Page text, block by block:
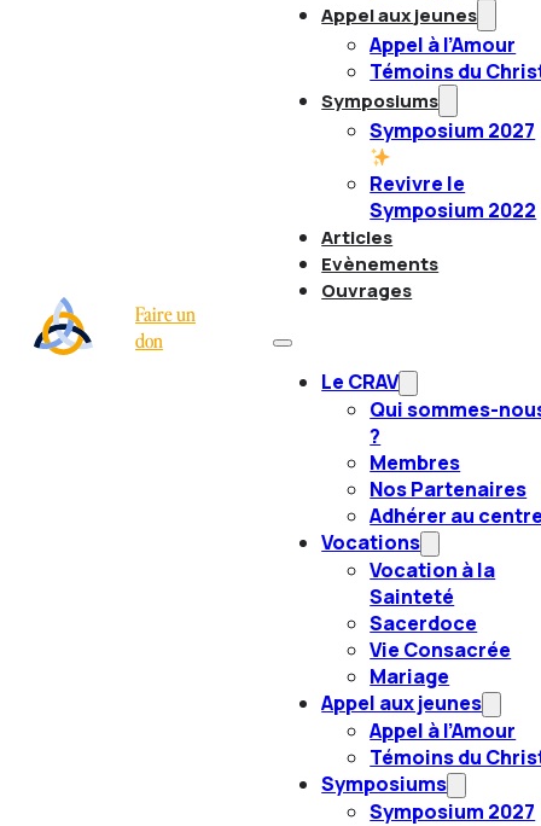
Faire un
don
Appel aux jeunes
Appel à l’Amour
Témoins du
Symposiums
Symposium 2027
Revivre le
Symposium 2022
Articles
Evènements
Ouvrages
Le CRAV
Qui sommes-
?
Membres
Nos Partenaires
Adhérer au
Vocations
Vocation à la
Sainteté
Sacerdoce
Vie Consacrée
Mariage
Appel aux jeunes
Appel à l’Amour
Témoins du
Symposiums
Symposium 2027